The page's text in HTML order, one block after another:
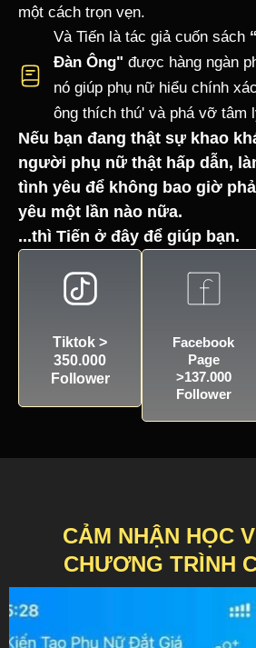
một cách trọn vẹn.
Và Tiến là tác giả cuốn sách
Đàn Ông" được hàng ngàn
nó giúp phụ nữ hiểu chính
ông thích thú' và phá vỡ tâm
Nếu bạn đang thật sự khao
người phụ nữ thật hấp dẫn,
tình yêu để không bao giờ
yêu một lần nào nữa.
...thì Tiến ở đây để giúp bạn.
Tiktok >
350.000
Follower
Facebook
Page
>137.000
Follower
CẢM NHẬN HỌC
CHƯƠNG TRÌNH